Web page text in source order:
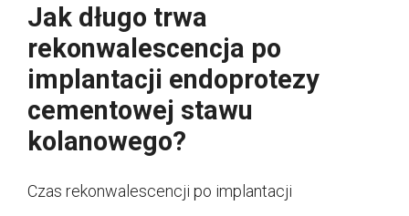
Jak długo trwa
rekonwalescencja po
implantacji endoprotezy
cementowej stawu
kolanowego?
Czas rekonwalescencji po implantacji